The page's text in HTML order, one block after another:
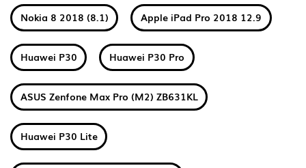
Nokia 8 2018 (8.1) Apple iPad Pro 2018 12.9
Huawei P30 Huawei P30 Pro
ASUS Zenfone Max Pro (M2) ZB631KL
Huawei P30 Lite